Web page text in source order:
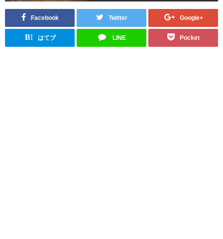
Facebook Twitter Google+
B! はてブ LINE Pocket